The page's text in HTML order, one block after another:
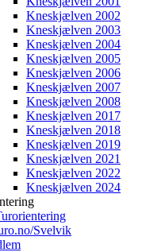
Kneskjælven 2002
Kneskjælven 2003
Kneskjælven 2004
Kneskjælven 2005
Kneskjælven 2006
Kneskjælven 2007
Kneskjælven 2008
Kneskjælven 2017
Kneskjælven 2018
Kneskjælven 2019
Kneskjælven 2021
Kneskjælven 2022
Kneskjælven 2024
Svelvik